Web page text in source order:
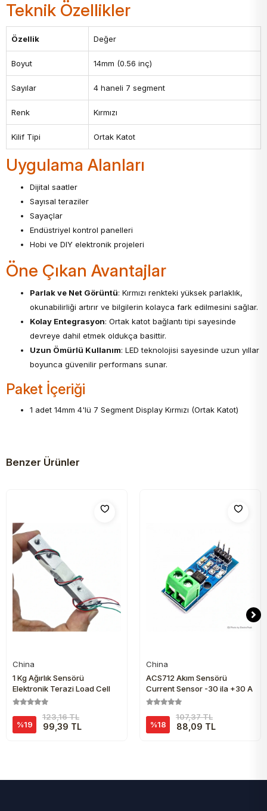
Teknik Özellikler
Özellik Değer
Boyut 14mm (0.56 inç)
Sayılar 4 haneli 7 segment
Renk Kırmızı
Kilif Tipi Ortak Katot
Uygulama Alanları
Dijital saatler
Sayısal teraziler
Sayaçlar
Endüstriyel kontrol panelleri
Hobi ve DIY elektronik projeleri
Öne Çıkan Avantajlar
Parlak ve Net Görüntü: Kırmızı renkteki yüksek parlaklık,
okunabilirliği artırır ve bilgilerin kolayca fark edilmesini sağlar.
Kolay Entegrasyon: Ortak katot bağlantı tipi sayesinde
devreye dahil etmek oldukça basittir.
Uzun Ömürlü Kullanım: LED teknolojisi sayesinde uzun yıllar
boyunca güvenilir performans sunar.
Paket İçeriği
1 adet 14mm 4'lü 7 Segment Display Kırmızı (Ortak Katot)
Benzer Ürünler
China
1 Kg Ağırlık Sensörü
Elektronik Terazi Load Cell
%19
123,16 TL
99,39 TL
China
ACS712 Akım Sensörü
Current Sensor -30 ila +30 A
%18
107,37 TL
88,09 TL